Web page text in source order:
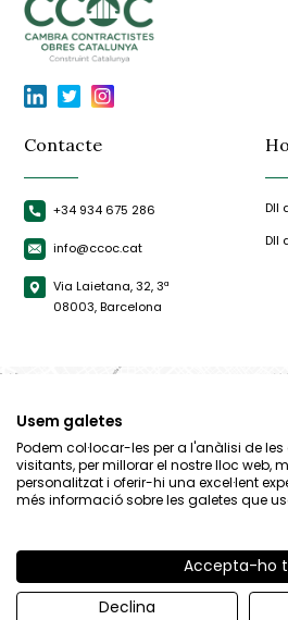
Contacte
+34 934 675 286
info@ccoc.cat
Via Laietana, 32, 3ª
08003, Barcelona
Dll
Dll
Avís Legal Política de
Usem galetes
Podem col·locar-les per a l'anàlisi de
visitants, per millorar el nostre lloc web,
personalitzat i oferir-hi una excel·lent
més informació sobre les galetes que
Accepta-ho
Declina